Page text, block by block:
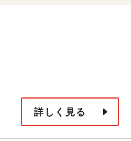
詳しく見る